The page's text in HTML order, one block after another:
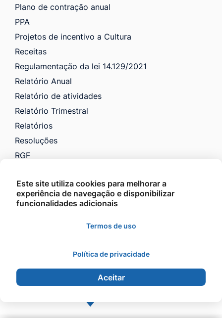
Plano de contração anual
PPA
Projetos de incentivo a Cultura
Receitas
Regulamentação da lei 14.129/2021
Relatório Anual
Relatório de atividades
Relatório Trimestral
Relatórios
Resoluções
RGF
Saúde
VTN e Código Tributário
©2026 - Prefeitura Municipal de Barra do Garças -
Todos os direitos reservados.
Este site utiliza cookies para melhorar a
experiência de navegação e disponibilizar
funcionalidades adicionais
Termos de uso
Política de privacidade
Aceitar